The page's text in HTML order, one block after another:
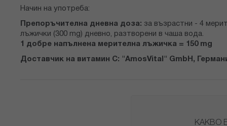
Начин на употреба:
Препоръчителна дневна доза: за възрастни - 4
лъжички (300 mg) дневно, разтворени в чаша вода.
1 добре напълнена мерителна лъжичка = 150 mg
Доставчик на витамин C: "AmosVital" GmbH,
КАКВО